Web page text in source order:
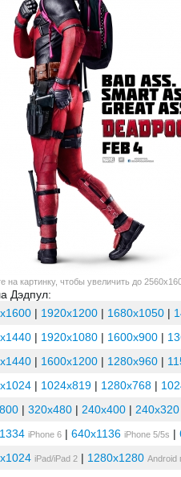
на картинку, чтобы увеличить до
Дэдпул:
| 1920x1200 | 1680x1050 |
| 1920x1080 | 1600x900 |
| 1600x1200 | 1280x960 |
| 1024x819 | 1280x768 |
| 320x480 | 240x400 | 240x320
iPhone 6 | 640x1136 iPhone 5/5s |
iPad/iPad 2 | 1280x1280 Android